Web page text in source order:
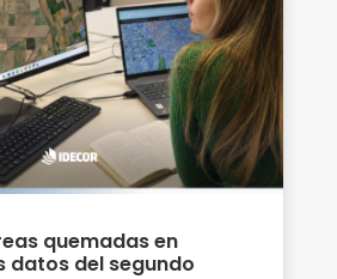
quemadas en
datos del segundo